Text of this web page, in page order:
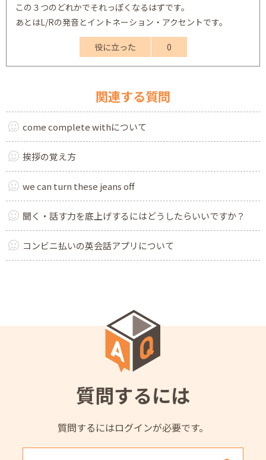
この３つのどれかでそれっぽくなるはずです。
あとはL/Rの発音とイントネーション・アクセントです。
役に立った 0
関連する質問
come complete withについて
挨拶の覚え方
we can turn these jeans off
聞く・話す力を底上げするにはどうしたらいいですか？
コンビニ払いの英会話アプリについて
質問するには
質問するにはログインが必要です。